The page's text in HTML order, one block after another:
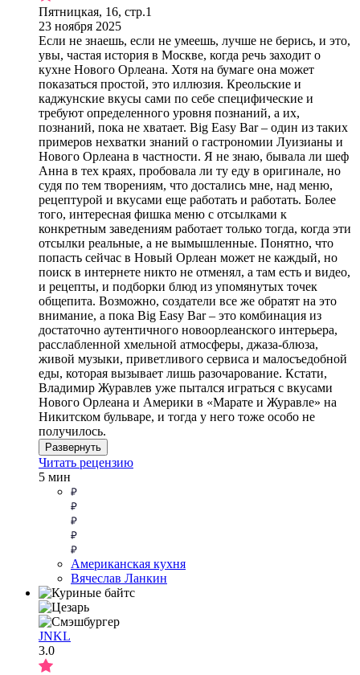
Пятницкая, 16, стр.1
23 ноября 2025
Если не знаешь, если не умеешь, лучше не берись, и это,
увы, частая история в Москве, когда речь заходит о
кухне Нового Орлеана. Хотя на бумаге она может
показаться простой, это иллюзия. Креольские и
каджунские вкусы сами по себе специфические и
требуют определенного уровня познаний, а их,
познаний, пока не хватает. Big Easy Bar – один из таких
примеров нехватки знаний о гастрономии Луизианы и
Нового Орлеана в частности. Я не знаю, бывала ли шеф
Анна в тех краях, пробовала ли ту еду в оригинале, но
судя по тем творениям, что достались мне, над меню,
рецептурой и вкусами еще работать и работать. Более
того, интересная фишка меню с отсылками к
конкретным заведениям работает только тогда, когда эти
отсылки реальные, а не вымышленные. Понятно, что
попасть сейчас в Новый Орлеан может не каждый, но
поиск в интернете никто не отменял, а там есть и видео,
и рецепты, и подборки блюд из упомянутых точек
общепита. Возможно, создатели все же обратят на это
внимание, а пока Big Easy Bar – это комбинация из
достаточно аутентичного новоорлеанского интерьера,
расслабленной хмельной атмосферы, джаза-блюза,
живой музыки, приветливого сервиса и малосъедобной
еды, которая вызывает лишь разочарование. Кстати,
Владимир Журавлев уже пытался играться с вкусами
Нового Орлеана и Америки в «Марате и Журавле» на
Никитском бульваре, и тогда у него тоже особо не
получилось.
Развернуть
Читать рецензию
5 мин
Американская кухня
Вячеслав Ланкин
JNKL
3.0